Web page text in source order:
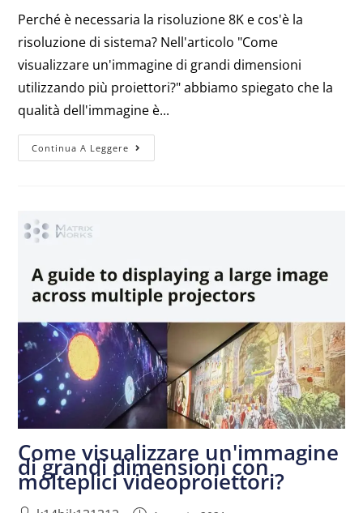
Perché è necessaria la risoluzione 8K e cos'è la
risoluzione di sistema? Nell'articolo "Come
visualizzare un'immagine di grandi dimensioni
utilizzando più proiettori?" abbiamo spiegato che la
qualità dell'immagine è...
Continua A Leggere
Come visualizzare un'immagine
di grandi dimensioni con
molteplici videoproiettori?